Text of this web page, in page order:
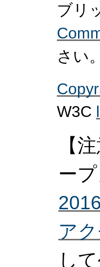
ブリ
さい。
W3C
【
ー
ア
し